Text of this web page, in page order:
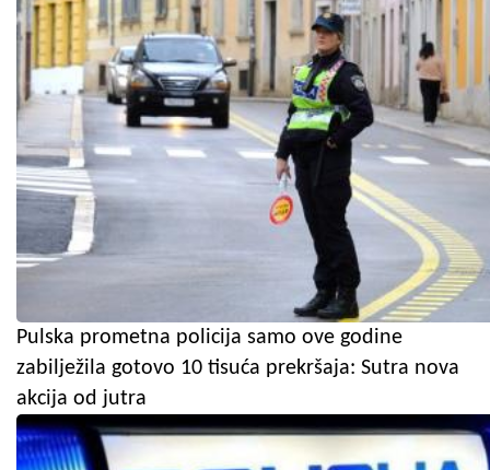
Pulska prometna policija samo ove godine
zabilježila gotovo 10 tisuća prekršaja: Sutra nova
akcija od jutra